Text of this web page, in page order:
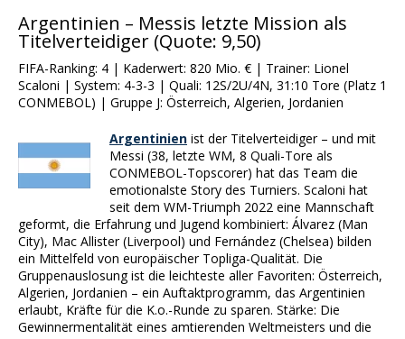
Argentinien – Messis letzte Mission als
Titelverteidiger (Quote: 9,50)
FIFA-Ranking: 4 | Kaderwert: 820 Mio. € | Trainer: Lionel
Scaloni | System: 4-3-3 | Quali: 12S/2U/4N, 31:10 Tore (Platz 1
CONMEBOL) | Gruppe J: Österreich, Algerien, Jordanien
Argentinien ist der Titelverteidiger – und mit
Messi (38, letzte WM, 8 Quali-Tore als
CONMEBOL-Topscorer) hat das Team die
emotionalste Story des Turniers. Scaloni hat
seit dem WM-Triumph 2022 eine Mannschaft
geformt, die Erfahrung und Jugend kombiniert: Álvarez (Man
City), Mac Allister (Liverpool) und Fernández (Chelsea) bilden
ein Mittelfeld von europäischer Topliga-Qualität. Die
Gruppenauslosung ist die leichteste aller Favoriten: Österreich,
Algerien, Jordanien – ein Auftaktprogramm, das Argentinien
erlaubt, Kräfte für die K.o.-Runde zu sparen. Stärke: Die
Gewinnermentalität eines amtierenden Weltmeisters und die